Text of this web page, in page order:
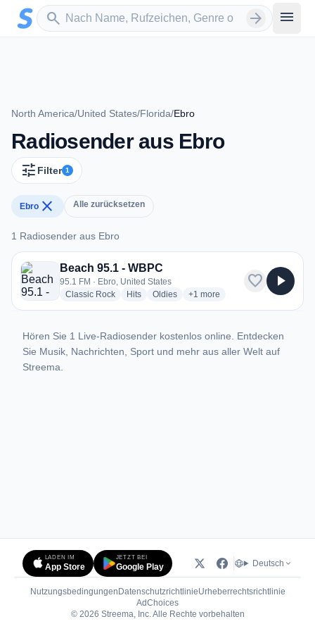
Zum Hauptinhalt springen
search
Sender suchen arrow_forward menu
North America/United States/Florida/Ebro
Radiosender aus Ebro
tune Filter 1
Ebro close Alle zurücksetzen
1 Radiosender aus Ebro
1 Radiosender aus Ebro
Beach 95.1 - WBPC
95.1 FM · Ebro, United States
Classic Rockradio stations
Hitsradio stations
Oldiesradio stations
+1 more genres for Beach 95.1 -
more
favorite play_arrow
Hören Sie 1 Live-Radiosender kostenlos online. Entdecken
Sie Musik, Nachrichten, Sport und mehr aus aller Welt auf
Streema.
LADEN IM
App Store
JETZT BEI
Google Play Deutsch
Nutzungsbedingungen DatenschutzrichtlinieUrheberrechtsrichtlinie
AdChoices(öffnet in neuem Tab)
© 2026 Streema, Inc. Alle Rechte vorbehalten